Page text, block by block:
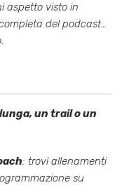
aspetto visto in
del podcast…
un trail o un
: trovi allenamenti
su